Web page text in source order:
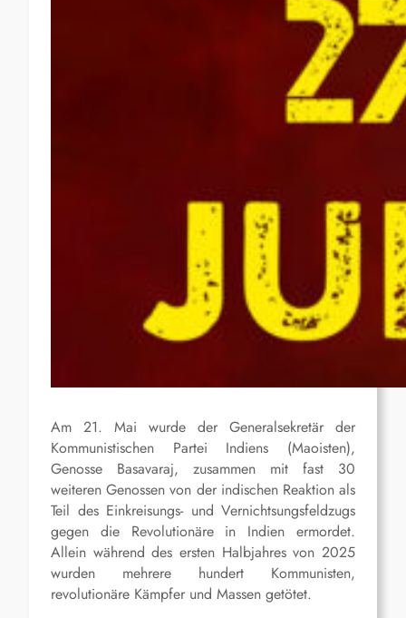
Am 21. Mai wurde der Generalsekretär der
Kommunistischen Partei Indiens (Maoisten),
Genosse Basavaraj, zusammen mit fast 30
weiteren Genossen von der indischen Reaktion als
Teil des Einkreisungs- und Vernichtsungsfeldzugs
gegen die Revolutionäre in Indien ermordet.
Allein während des ersten Halbjahres von 2025
wurden mehrere hundert Kommunisten,
revolutionäre Kämpfer und Massen getötet.